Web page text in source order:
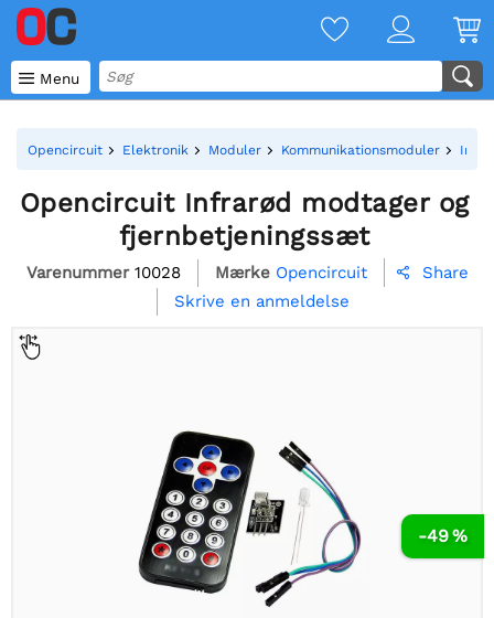
 Menu
Opencircuit Elektronik Moduler Kommunikationsmoduler
Opencircuit Infrarød modtager og
fjernbetjeningssæt
Varenummer 10028 Mærke Opencircuit 
Share
Skrive en anmeldelse
-49 %